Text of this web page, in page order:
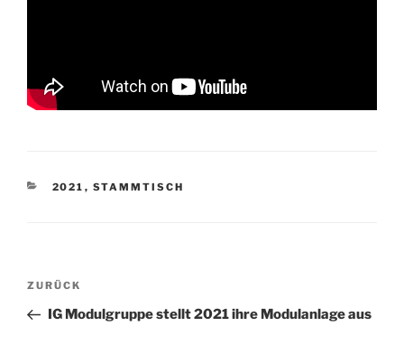
KATEGORIEN
2021 , STAMMTISCH
Beitragsnavigation
Vorheriger
Beitrag
ZURÜCK
IG Modulgruppe stellt 2021 ihre Modulanlage aus